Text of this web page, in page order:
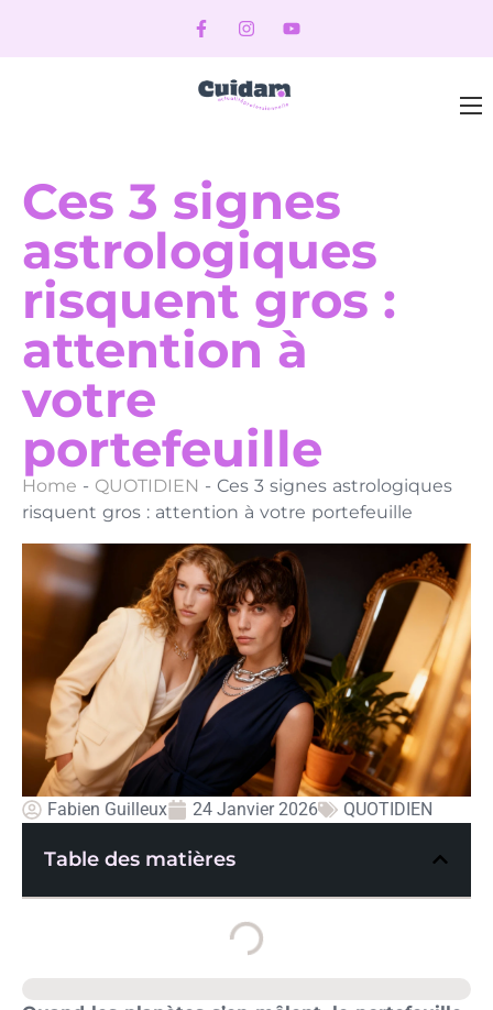
Ces 3 signes
astrologiques
risquent gros :
attention à
votre
portefeuille
Home - QUOTIDIEN - Ces 3 signes astrologiques
risquent gros : attention à votre portefeuille
Fabien Guilleux 24 Janvier 2026 QUOTIDIEN
Table des matières